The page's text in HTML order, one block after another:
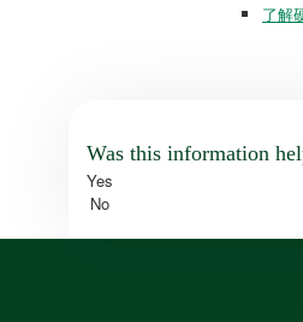
了解
Was this information
Yes
No